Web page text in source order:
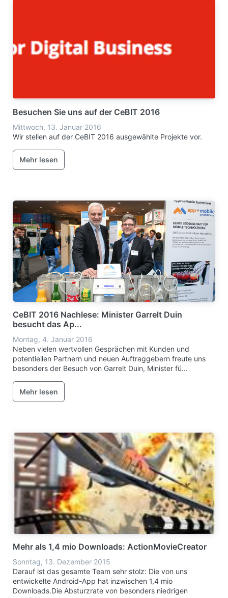
Besuchen Sie uns auf der CeBIT 2016
Mittwoch, 13. Januar 2016
Wir stellen auf der CeBIT 2016 ausgewählte Projekte vor.
Mehr lesen
CeBIT 2016 Nachlese: Minister Garrelt Duin
besucht das Ap...
Montag, 4. Januar 2016
Neben vielen wertvollen Gesprächen mit Kunden und
potentiellen Partnern und neuen Auftraggebern freute uns
besonders der Besuch von Garrelt Duin, Minister fü...
Mehr lesen
Mehr als 1,4 mio Downloads: ActionMovieCreator
Sonntag, 13. Dezember 2015
Darauf ist das gesamte Team sehr stolz: Die von uns
entwickelte Android-App hat inzwischen 1,4 mio
Downloads.Die Absturzrate von besonders niedrigen